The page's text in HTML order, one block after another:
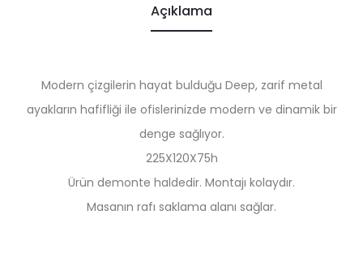
Açıklama
Modern çizgilerin hayat bulduğu Deep, zarif metal
ayakların hafifliği ile ofislerinizde modern ve dinamik bir
denge sağlıyor.
225X120X75h
Ürün demonte haldedir. Montajı kolaydır.
Masanın rafı saklama alanı sağlar.